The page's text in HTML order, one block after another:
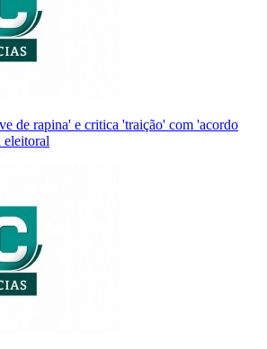
de rapina' e critica 'traição' com 'acordo
eleitoral